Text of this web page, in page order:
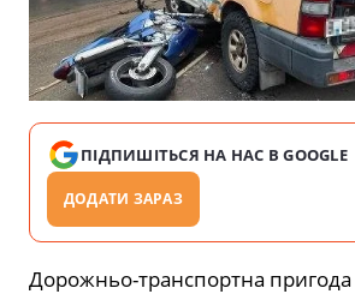
ПІДПИШІТЬСЯ НА НАС В GOOGLE
ДОДАТИ ЗАРАЗ
Дорожньо-транспортна пригода